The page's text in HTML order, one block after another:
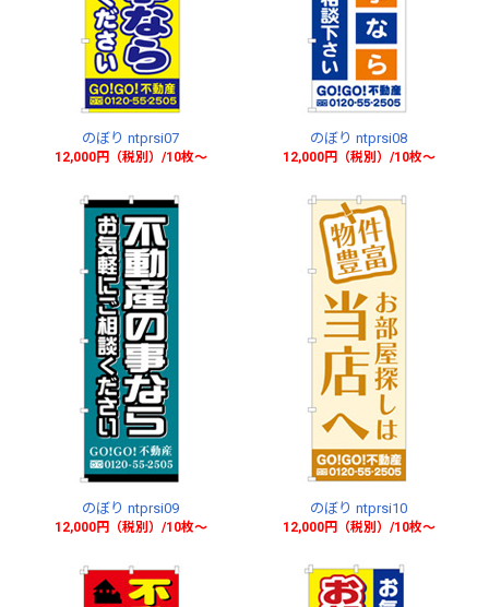
のぼり ntprsi07
12,000円（税別）/10枚〜
のぼり ntprsi08
12,000円（税別）/10枚〜
のぼり ntprsi09
12,000円（税別）/10枚〜
のぼり ntprsi10
12,000円（税別）/10枚〜